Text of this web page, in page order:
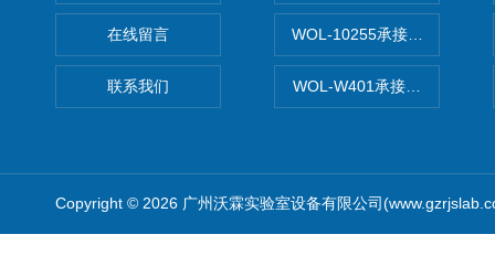
在线留言
联系我们
WOL-10255承接清远电子
WOL-W401承接食品QS认
Copyright © 2026 广州沃霖实验室设备有限公司